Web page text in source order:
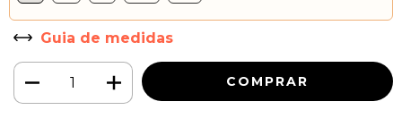
Guia de medidas